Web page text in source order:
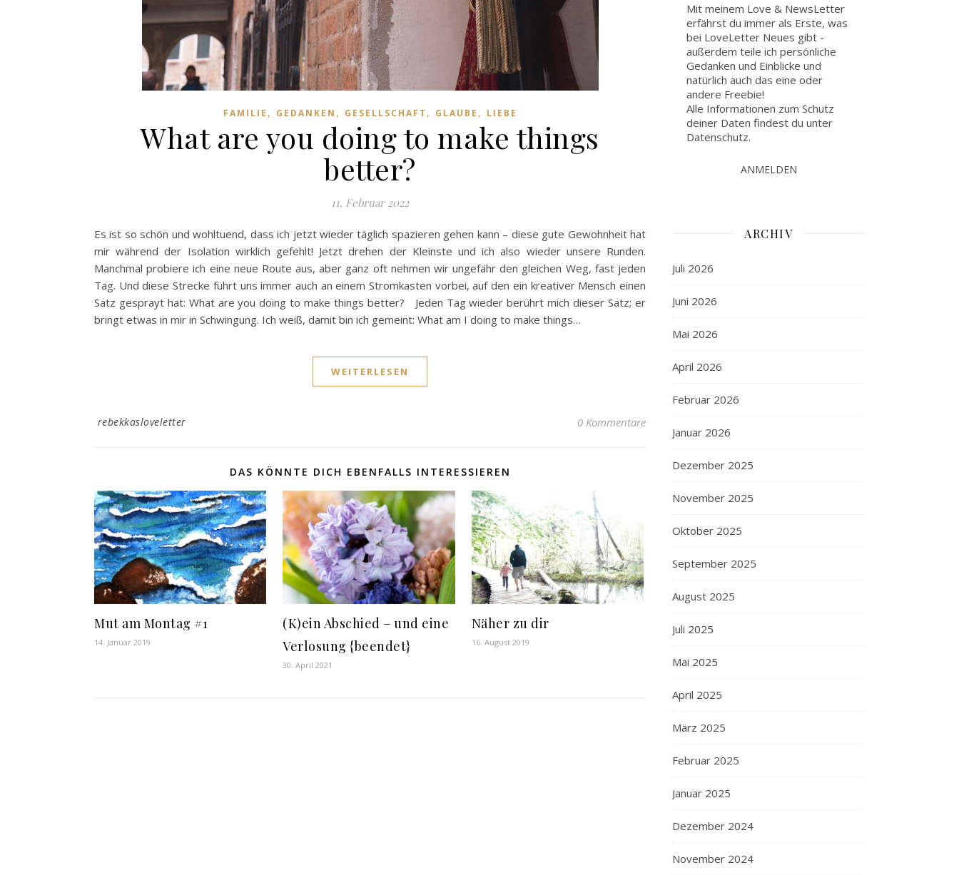
FAMILIE , GEDANKEN , GESELLSCHAFT , GLAUBE , LIEBE
What are you doing to make things
better?
11. Februar 2022
Es ist so schön und wohltuend, dass ich jetzt wieder täglich spazieren gehen kann – diese gute Gewohnheit hat
mir während der Isolation wirklich gefehlt! Jetzt drehen der Kleinste und ich also wieder unsere Runden.
Manchmal probiere ich eine neue Route aus, aber ganz oft nehmen wir ungefähr den gleichen Weg, fast jeden
Tag. Und diese Strecke führt uns immer auch an einem Stromkasten vorbei, auf den ein kreativer Mensch einen
Satz gesprayt hat: What are you doing to make things better? Jeden Tag wieder berührt mich dieser Satz; er
bringt etwas in mir in Schwingung. Ich weiß, damit bin ich gemeint: What am I doing to make things…
WEITERLESEN
rebekkasloveletter 0 Kommentare
DAS KÖNNTE DICH EBENFALLS INTERESSIEREN
Mut am Montag #1
14. Januar 2019
(K)ein Abschied – und eine
Verlosung {beendet}
30. April 2021
Näher zu dir
16. August 2019
Mit meinem Love & NewsLetter
erfährst du immer als Erste, was
bei LoveLetter Neues gibt -
außerdem teile ich persönliche
Gedanken und Einblicke und
natürlich auch das eine oder
andere Freebie!
Alle Informationen zum Schutz
deiner Daten findest du unter
Datenschutz.
ARCHIV
Juli 2026
Juni 2026
Mai 2026
April 2026
Februar 2026
Januar 2026
Dezember 2025
November 2025
Oktober 2025
September 2025
August 2025
Juli 2025
Mai 2025
April 2025
März 2025
Februar 2025
Januar 2025
Dezember 2024
November 2024